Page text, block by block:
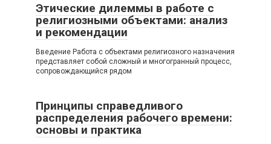
Этические дилеммы в работе с
религиозными объектами: анализ
и рекомендации
Введение Работа с объектами религиозного назначения
представляет собой сложный и многогранный процесс,
сопровождающийся рядом
Принципы справедливого
распределения рабочего времени:
основы и практика